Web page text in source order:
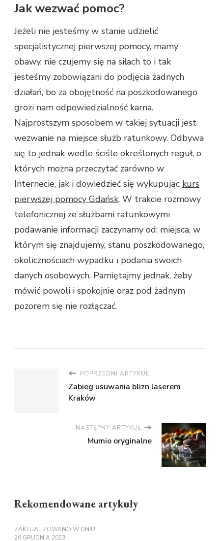
Jak wezwać pomoc?
Jeżeli nie jesteśmy w stanie udzielić
specjalistycznej pierwszej pomocy, mamy
obawy, nie czujemy się na siłach to i tak
jesteśmy zobowiązani do podjęcia żadnych
działań, bo za obojętność na poszkodowanego
grozi nam odpowiedzialność karna.
Najprostszym sposobem w takiej sytuacji jest
wezwanie na miejsce służb ratunkowy. Odbywa
się to jednak wedle ściśle określonych reguł, o
których można przeczytać zarówno w
Internecie, jak i dowiedzieć się wykupując kurs
pierwszej pomocy Gdańsk. W trakcie rozmowy
telefonicznej ze służbami ratunkowymi
podawanie informacji zaczynamy od: miejsca, w
którym się znajdujemy, stanu poszkodowanego,
okolicznościach wypadku i podania swoich
danych osobowych. Pamiętajmy jednak, żeby
mówić powoli i spokojnie oraz pod żadnym
pozorem się nie rozłączać.
POPRZEDNI ARTYKUŁ
Zabieg usuwania blizn laserem
Kraków
NASTĘPNY ARTYKUŁ
Mumio oryginalne
Rekomendowane artykuły
ZAKTUALIZOWANO W DNIU
29 GRUDNIA 2023